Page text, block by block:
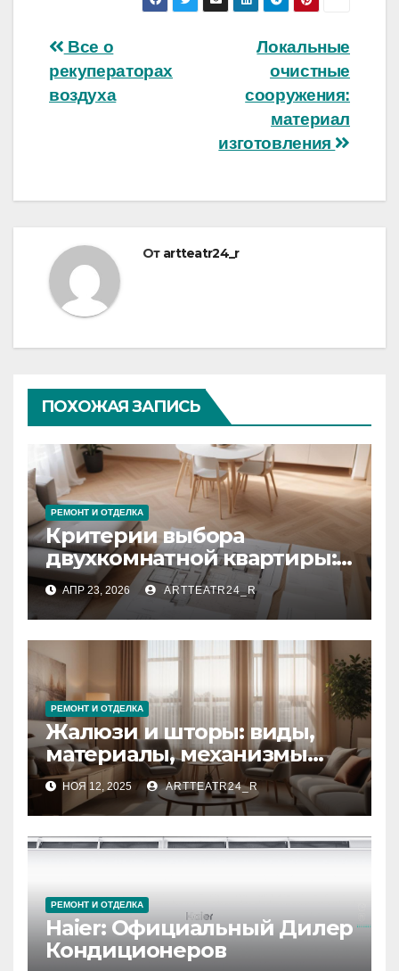
Навигация
по
Локальные
очистные
сооружения:
материал
изготовления
Все о
рекуператорах
воздуха
От artteatr24_r
ПОХОЖАЯ ЗАПИСЬ
РЕМОНТ И ОТДЕЛКА
Критерии выбора
двухкомнатной квартиры:
планировка, площадь,
состояние и документация
АПР 23, 2026 ARTTEATR24_R
РЕМОНТ И ОТДЕЛКА
Жалюзи и шторы: виды,
материалы, механизмы
управления и уход
НОЯ 12, 2025 ARTTEATR24_R
РЕМОНТ И ОТДЕЛКА
Haier: Официальный Дилер
Кондиционеров